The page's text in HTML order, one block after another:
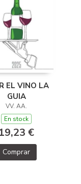
EL VINO LA
GUIA
VV. AA.
En stock
19,23 €
Comprar